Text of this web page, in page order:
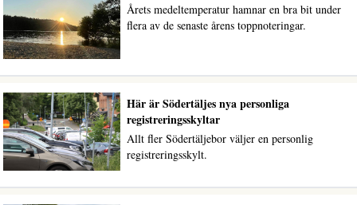
Årets medeltemperatur hamnar en bra bit under
flera av de senaste årens toppnoteringar.
Här är Södertäljes nya personliga
registreringsskyltar
Allt fler Södertäljebor väljer en personlig
registreringsskylt.